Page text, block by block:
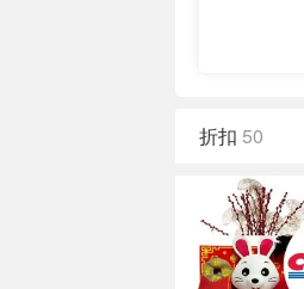
折扣 50